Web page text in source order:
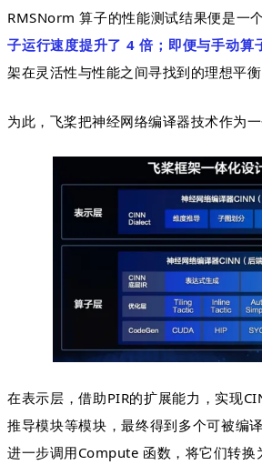
RMSNorm 算子的性能测试结果便是一
子运行速度提升了 4 倍；即便与手动
架在灵活性与性能之间寻找到的理想平衡
为此，飞桨把神经网络编译器技术作为
在表示层，借助PIR的扩展能力，实现
推导模块等模块，最终得到多个可被编
进一步调用Compute 函数，将它们转换